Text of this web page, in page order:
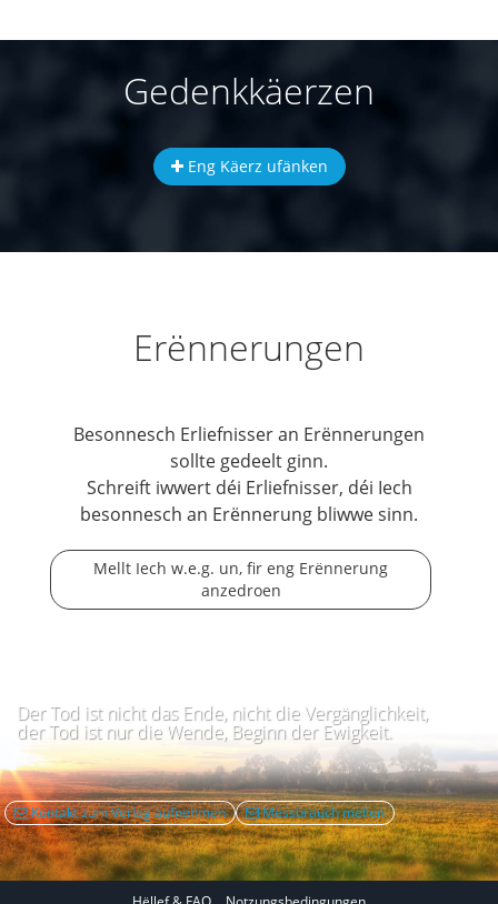
Gedenkkäerzen
Eng Käerz ufänken
Erënnerungen
Besonnesch Erliefnisser an Erënnerungen
sollte gedeelt ginn.
Schreift iwwert déi Erliefnisser, déi Iech
besonnesch an Erënnerung bliwwe sinn.
Mellt Iech w.e.g. un, fir eng Erënnerung
anzedroen
Der Tod ist nicht das Ende, nicht die Vergänglichkeit,
der Tod ist nur die Wende, Beginn der Ewigkeit.
Kontakt zum Verlag aufnehmen Mëssbrauch mellen